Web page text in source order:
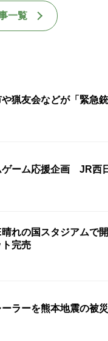
一覧
猟友会などが「緊急
ゲーム応援企画 JR西
れの国スタジアムで
完売
ラーを熊本地震の被